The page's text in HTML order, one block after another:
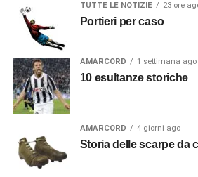
TUTTE LE NOTIZIE 23 ore
Portieri per caso
AMARCORD 1 settimana ago
10 esultanze storiche
AMARCORD 4 giorni ago
Storia delle scarpe da